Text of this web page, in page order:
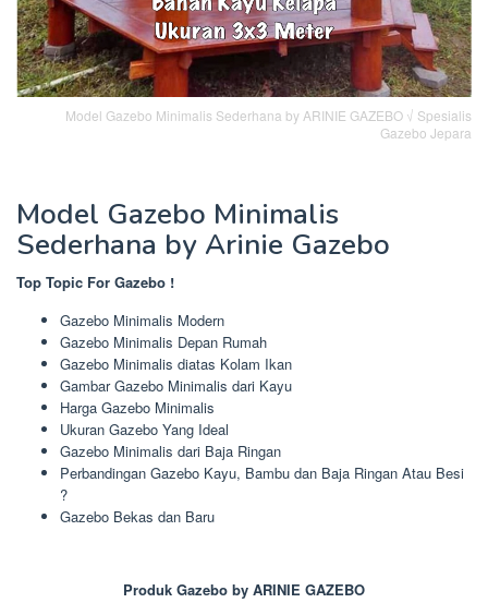
Model Gazebo Minimalis Sederhana by ARINIE GAZEBO √ Spesialis
Gazebo Jepara
Model Gazebo Minimalis
Sederhana by Arinie Gazebo
Top Topic For Gazebo !
Gazebo Minimalis Modern
Gazebo Minimalis Depan Rumah
Gazebo Minimalis diatas Kolam Ikan
Gambar Gazebo Minimalis dari Kayu
Harga Gazebo Minimalis
Ukuran Gazebo Yang Ideal
Gazebo Minimalis dari Baja Ringan
Perbandingan Gazebo Kayu, Bambu dan Baja Ringan Atau Besi
?
Gazebo Bekas dan Baru
Produk Gazebo by ARINIE GAZEBO